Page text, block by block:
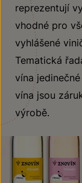
reprezentují
vhodné pro
vyhlášené
Tematická
vína
vína jsou
výrobě.